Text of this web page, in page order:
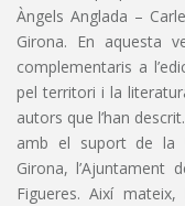
Àngels Anglada –
Girona. En aquesta
complementaris a
pel territori i la
autors que l’han
amb el suport de la
Girona, l’Ajuntament
Figueres. Així